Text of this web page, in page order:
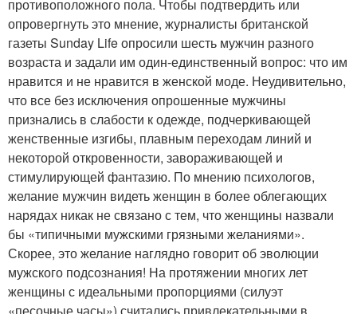
противоположного пола. Чтобы подтвердить или
опровергнуть это мнение, журналисты британской
газеты Sunday Life опросили шесть мужчин разного
возраста и задали им один-единственный вопрос: что им
нравится и не нравится в женской моде. Неудивительно,
что все без исключения опрошенные мужчины
признались в слабости к одежде, подчеркивающей
женственные изгибы, плавным переходам линий и
некоторой откровенности, завораживающей и
стимулирующей фантазию. По мнению психологов,
желание мужчин видеть женщин в более облегающих
нарядах никак не связано с тем, что женщины назвали
бы «типичными мужскими грязными желаниями».
Скорее, это желание наглядно говорит об эволюции
мужского подсознания! На протяжении многих лет
женщины с идеальными пропорциями (силуэт
«песочные часы») считались привлекательными в